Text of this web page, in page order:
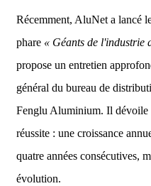
Récemment, AluNet a lancé
phare « Géants de l'industrie
propose un entretien
général du bureau de
Fenglu Aluminium. Il dévoile
réussite : une croissance
quatre années consécutives,
évolution.